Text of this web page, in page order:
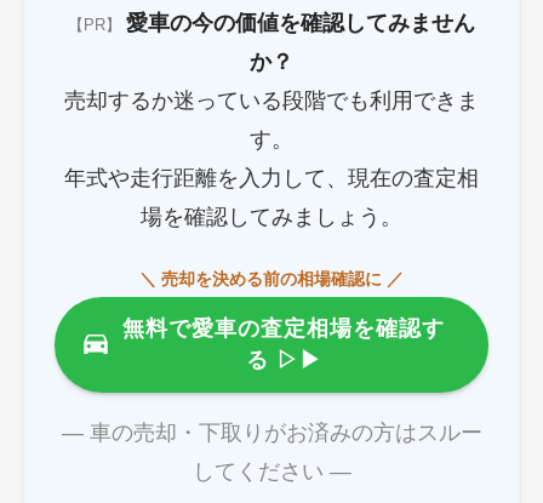
【PR】
愛車の今の価値を確認してみません
か？
売却するか迷っている段階でも利用できま
す。
年式や走行距離を入力して、現在の査定相
場を確認してみましょう。
＼ 売却を決める前の相場確認に ／
無料で愛車の査定相場を確認す
る ▷▶
― 車の売却・下取りがお済みの方はスルー
してください ―